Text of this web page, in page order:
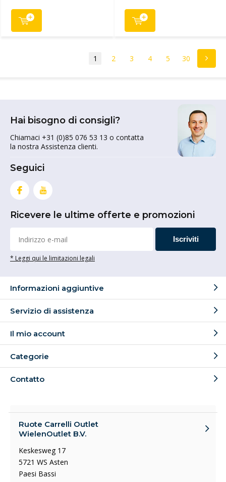
1 2 3 4 5 30
Hai bisogno di consigli?
Chiamaci +31 (0)85 076 53 13 o contatta
la nostra Assistenza clienti.
Seguici
Ricevere le ultime offerte e promozioni
Iscriviti
* Leggi qui le limitazioni legali
Informazioni aggiuntive
Servizio di assistenza
Il mio account
Categorie
Contatto
Ruote Carrelli Outlet
WielenOutlet B.V.
Keskesweg 17
5721 WS Asten
Paesi Bassi